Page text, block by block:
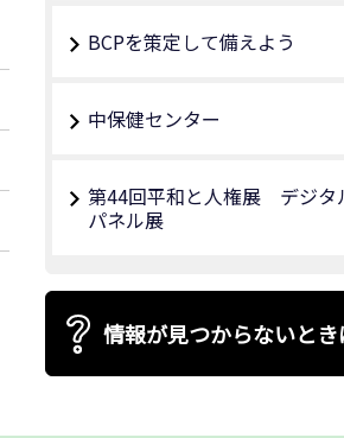
BCPを策定して備えよう
中保健センター
第44回平和と人権展 デジタ
パネル展
情報が見つからないとき